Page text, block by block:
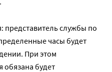
представитель службы по
часы будет
При этом
обязана будет